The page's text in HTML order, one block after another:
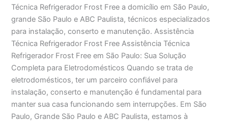
Técnica Refrigerador Frost Free a domicílio em São Paulo,
grande São Paulo e ABC Paulista, técnicos especializados
para instalação, conserto e manutenção. Assistência
Técnica Refrigerador Frost Free Assistência Técnica
Refrigerador Frost Free em São Paulo: Sua Solução
Completa para Eletrodomésticos Quando se trata de
eletrodomésticos, ter um parceiro confiável para
instalação, conserto e manutenção é fundamental para
manter sua casa funcionando sem interrupções. Em São
Paulo, Grande São Paulo e ABC Paulista, estamos à